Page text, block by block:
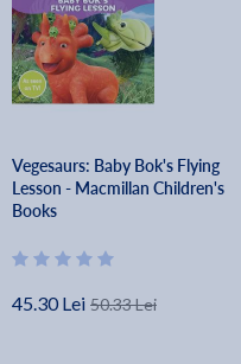
Vegesaurs: Baby Bok's Flying
Lesson - Macmillan Children's
Books
45.30 Lei 50.33 Lei